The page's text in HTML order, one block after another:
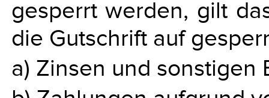
gesperrt werden, gilt
die Gutschrift auf
a) Zinsen und sonstigen